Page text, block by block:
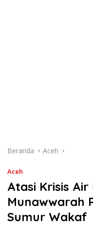
Beranda Aceh
Aceh
Atasi Krisis
Munawwarah
Sumur Wakaf